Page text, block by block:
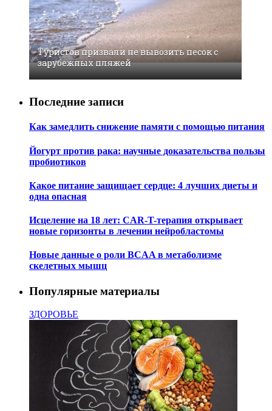
Туристов призвали не вывозить песок с
зарубежных пляжей
Последние записи
Как замедлить снижение памяти с помощью питания
Йогурт против рака: научные доказательства пользы
пробиотиков
Какое питание защищает сердце: 4 лучших диеты и
одна опасная
Исцеление на 18 лет: CAR-T-терапия открывает
новые горизонты в лечении нейробластомы
Новые данные о роли BCAA в метаболизме
скелетных мышц
Популярные материалы
ЗДОРОВЬЕ